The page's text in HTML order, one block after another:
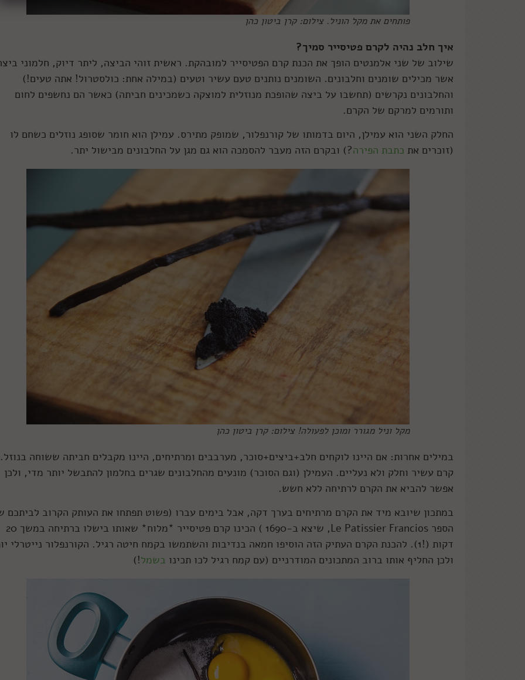
פותחים את מקל הוניל. צילום: קרן ביטון כהן
איך חלב נהיה לקרם פטיסייר סמיך?
שילוב של שני אלמנטים הופך את הכנת קרם הפטיסייר למובהקת. ראשית זוהי הביצה, ליתר דיוק, חלמוני
אשר מכילים שומנים וחלבונים. השומנים נותנים טעם עשיר וטעים (במילה אחת: כולסטרול! אתה טעים!)
והחלבונים נקרשים (תחשבו על ביצה שהופכת מנוזלית למוצקה כשמכינים חביתה) כאשר הם נחשפים לחום
ותורמים למרקם של הקרם.
החלק השני הוא עמילן, היום בדמותו של קורנפלור, שמופק מתירס. עמילן הוא חומר שסופג נוזלים כשחם לו
(זוכרים את כתבת הפירה?) ובקרם הזה מעבר להסמכה הוא גם מגן על החלבונים מבישול יתר.
מקל וניל מגורר ומוכן לפעולה! צילום: קרן ביטון כהן
במילים אחרות: אם היינו לוקחים חלב+ביצים+סוכר, מערבבים ומרתיחים, היינו מקבלים חביתה ששוחה
קרם עשיר וחלק ולא נעליים. העמילן (וגם הסוכר) מונעים מהחלבונים שגרים בחלמון להתבשל יותר מדי, ולכן
אפשר להביא את הקרם לרתיחה ללא חשש.
במתכון שיובא מיד את הקרם מרתיחים בערך דקה, אבל בימים עברו (פשוט תפתחו את העותק הקרוב לביתכם
הספר Le Patissier Francios, שיצא ב-1690 ) הכינו קרם פטיסייר *מלוח* שאותו בישלו ברתיחה במשך 20
דקות (!1). להכנת הקרם העתיק הזה הוסיפו חמאה בנדיבות והשתמשו בקמח חיטה רגיל. הקורנפלור נייטרלי
ולכן החליף אותו ברוב המתכונים המודרניים (עם קמח רגיל לכו תכינו בשמל!)